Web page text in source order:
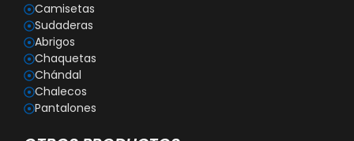
Camisetas
Sudaderas
Abrigos
Chaquetas
Chándal
Chalecos
Pantalones